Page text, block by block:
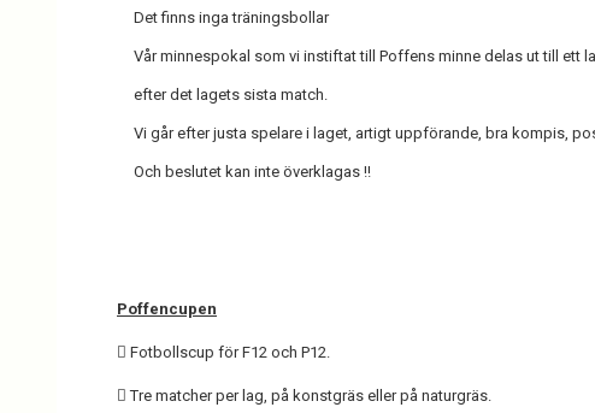
Det finns inga träningsbollar
Vår minnespokal som vi instiftat till Poffens minne delas ut till ett
efter det lagets sista match.
Vi går efter justa spelare i laget, artigt uppförande, bra kompis,
Och beslutet kan inte överklagas !!
Poffencupen
 Fotbollscup för F12 och P12.
 Tre matcher per lag, på konstgräs eller på naturgräs.